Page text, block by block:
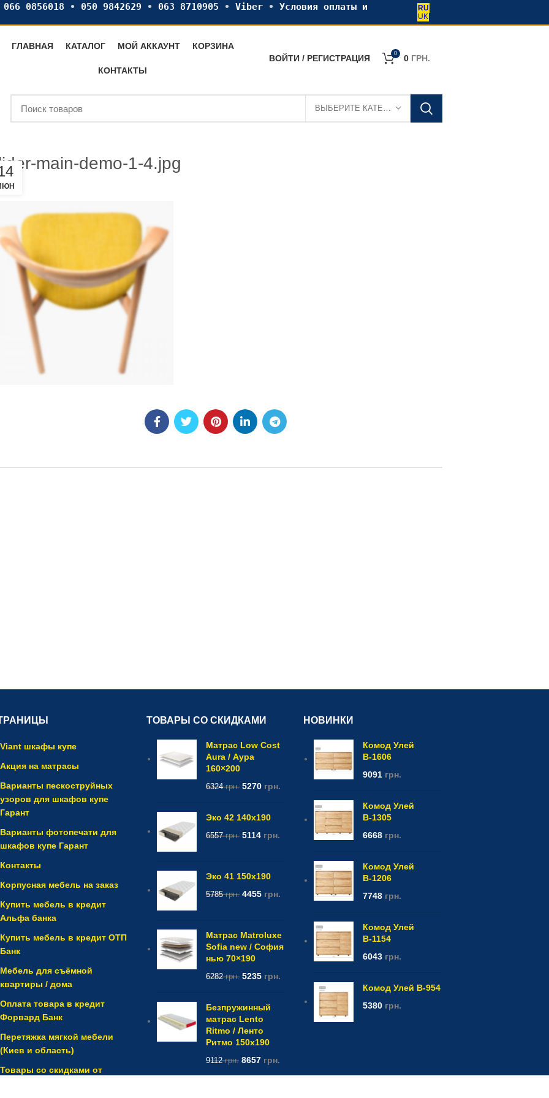
066 0856018 • 050 9842629 • 063 8710905 • Viber• Условия оплаты и
RU
UK
ГЛАВНАЯ КАТАЛОГ МОЙ АККАУНТ КОРЗИНА
КОНТАКТЫ
ВОЙТИ / РЕГИСТРАЦИЯ 0 0 ГРН.
ВЫБЕРИТЕ КАТЕГОРИЮ
main-demo-1-4.jpg
Viant шкафы купе
Акция на матрасы
Варианты пескоструйных
узоров для шкафов купе
Гарант
Варианты фотопечати для
шкафов купе Гарант
Контакты
Корпусная мебель на заказ
Купить мебель в кредит
Альфа банка
Купить мебель в кредит ОТП
Банк
Мебель для съёмной
квартиры / дома
Оплата товара в кредит
Форвард Банк
Перетяжка мягкой мебели
(Киев и область)
Товары со скидками от
ТОВАРЫ СО СКИДКАМИ
Матрас Low Cost
Aura / Аура
160×200
6324грн. 5270 грн.
Эко 42 140x190
6557грн. 5114 грн.
Эко 41 150x190
5785грн. 4455 грн.
Матрас Matroluxe
Sofia new / София
нью 70×190
6282грн. 5235 грн.
Безпружинный
матрас Lento
Ritmo / Ленто
Ритмо 150x190
9112грн. 8657 грн.
НОВИНКИ
Комод Улей
В-1606
9091 грн.
Комод Улей
В-1305
6668 грн.
Комод Улей
В-1206
7748 грн.
Комод Улей
В-1154
6043 грн.
Комод Улей В-954
5380 грн.